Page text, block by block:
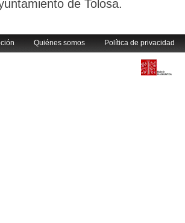
de Tolosa.
Quiénes somos Política de privacidad